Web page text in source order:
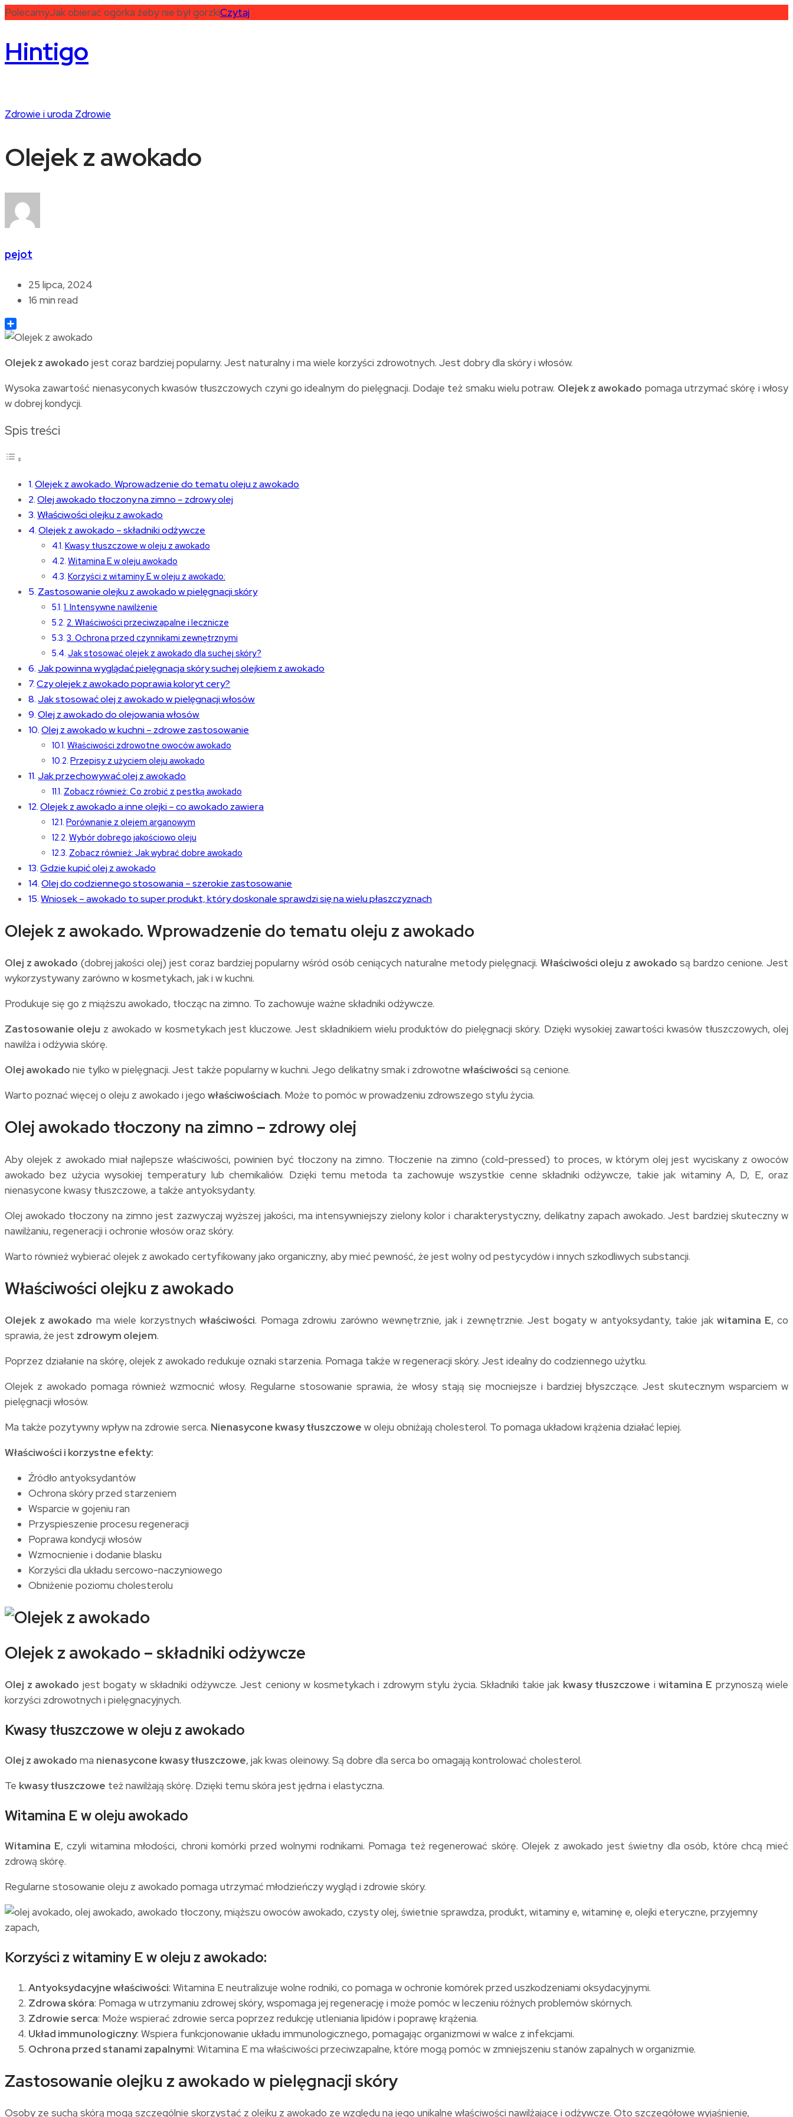
PolecamyJak obierać ogórka żeby nie był gorzkiCzytaj
Hintigo
Zdrowie i uroda Zdrowie
Olejek z awokado
pejot
25 lipca, 2024
16 min read
Share
Olejek z awokado jest coraz bardziej popularny. Jest naturalny i ma wiele korzyści zdrowotnych. Jest dobry dla skóry i włosów.
Wysoka zawartość nienasyconych kwasów tłuszczowych czyni go idealnym do pielęgnacji. Dodaje też smaku wielu potraw. Olejek z awokado pomaga utrzymać skórę i włosy
w dobrej kondycji.
Spis treści
Olejek z awokado. Wprowadzenie do tematu oleju z awokado
Olej awokado tłoczony na zimno – zdrowy olej
Właściwości olejku z awokado
Olejek z awokado – składniki odżywcze
Kwasy tłuszczowe w oleju z awokado
Witamina E w oleju awokado
Korzyści z witaminy E w oleju z awokado:
Zastosowanie olejku z awokado w pielęgnacji skóry
1. Intensywne nawilżenie
2. Właściwości przeciwzapalne i lecznicze
3. Ochrona przed czynnikami zewnętrznymi
Jak stosować olejek z awokado dla suchej skóry?
Jak powinna wyglądać pielęgnacja skóry suchej olejkiem z awokado
Czy olejek z awokado poprawia koloryt cery?
Jak stosować olej z awokado w pielęgnacji włosów
Olej z awokado do olejowania włosów
Olej z awokado w kuchni – zdrowe zastosowanie
Właściwości zdrowotne owoców awokado
Przepisy z użyciem oleju awokado
Jak przechowywać olej z awokado
Zobacz również: Co zrobić z pestką awokado
Olejek z awokado a inne olejki – co awokado zawiera
Porównanie z olejem arganowym
Wybór dobrego jakościowo oleju
Zobacz również: Jak wybrać dobre awokado
Gdzie kupić olej z awokado
Olej do codziennego stosowania – szerokie zastosowanie
Wniosek – awokado to super produkt, który doskonale sprawdzi się na wielu płaszczyznach
Olejek z awokado. Wprowadzenie do tematu oleju z awokado
Olej z awokado (dobrej jakości olej) jest coraz bardziej popularny wśród osób ceniących naturalne metody pielęgnacji. Właściwości oleju z awokado są bardzo cenione. Jest
wykorzystywany zarówno w kosmetykach, jak i w kuchni.
Produkuje się go z miąższu awokado, tłocząc na zimno. To zachowuje ważne składniki odżywcze.
Zastosowanie oleju z awokado w kosmetykach jest kluczowe. Jest składnikiem wielu produktów do pielęgnacji skóry. Dzięki wysokiej zawartości kwasów tłuszczowych, olej
nawilża i odżywia skórę.
Olej awokado nie tylko w pielęgnacji. Jest także popularny w kuchni. Jego delikatny smak i zdrowotne właściwości są cenione.
Warto poznać więcej o oleju z awokado i jego właściwościach. Może to pomóc w prowadzeniu zdrowszego stylu życia.
Olej awokado tłoczony na zimno – zdrowy olej
Aby olejek z awokado miał najlepsze właściwości, powinien być tłoczony na zimno. Tłoczenie na zimno (cold-pressed) to proces, w którym olej jest wyciskany z owoców
awokado bez użycia wysokiej temperatury lub chemikaliów. Dzięki temu metoda ta zachowuje wszystkie cenne składniki odżywcze, takie jak witaminy A, D, E, oraz
nienasycone kwasy tłuszczowe, a także antyoksydanty.
Olej awokado tłoczony na zimno jest zazwyczaj wyższej jakości, ma intensywniejszy zielony kolor i charakterystyczny, delikatny zapach awokado. Jest bardziej skuteczny w
nawilżaniu, regeneracji i ochronie włosów oraz skóry.
Warto również wybierać olejek z awokado certyfikowany jako organiczny, aby mieć pewność, że jest wolny od pestycydów i innych szkodliwych substancji.
Właściwości olejku z awokado
Olejek z awokado ma wiele korzystnych właściwości. Pomaga zdrowiu zarówno wewnętrznie, jak i zewnętrznie. Jest bogaty w antyoksydanty, takie jak witamina E, co
sprawia, że jest zdrowym olejem.
Poprzez działanie na skórę, olejek z awokado redukuje oznaki starzenia. Pomaga także w regeneracji skóry. Jest idealny do codziennego użytku.
Olejek z awokado pomaga również wzmocnić włosy. Regularne stosowanie sprawia, że włosy stają się mocniejsze i bardziej błyszczące. Jest skutecznym wsparciem w
pielęgnacji włosów.
Ma także pozytywny wpływ na zdrowie serca. Nienasycone kwasy tłuszczowe w oleju obniżają cholesterol. To pomaga układowi krążenia działać lepiej.
Właściwości i korzystne efekty:
Źródło antyoksydantów
Ochrona skóry przed starzeniem
Wsparcie w gojeniu ran
Przyspieszenie procesu regeneracji
Poprawa kondycji włosów
Wzmocnienie i dodanie blasku
Korzyści dla układu sercowo-naczyniowego
Obniżenie poziomu cholesterolu
Olejek z awokado – składniki odżywcze
Olej z awokado jest bogaty w składniki odżywcze. Jest ceniony w kosmetykach i zdrowym stylu życia. Składniki takie jak kwasy tłuszczowe iwitamina E przynoszą wiele
korzyści zdrowotnych i pielęgnacyjnych.
Kwasy tłuszczowe w oleju z awokado
Olej z awokado ma nienasycone kwasy tłuszczowe, jak kwas oleinowy. Są dobre dla serca bo omagają kontrolować cholesterol.
Te kwasy tłuszczowe też nawilżają skórę. Dzięki temu skóra jest jędrna i elastyczna.
Witamina E w oleju awokado
Witamina E, czyli witamina młodości, chroni komórki przed wolnymi rodnikami. Pomaga też regenerować skórę. Olejek z awokado jest świetny dla osób, które chcą mieć
zdrową skórę.
Regularne stosowanie oleju z awokado pomaga utrzymać młodzieńczy wygląd i zdrowie skóry.
Korzyści z witaminy E w oleju z awokado:
Antyoksydacyjne właściwości: Witamina E neutralizuje wolne rodniki, co pomaga w ochronie komórek przed uszkodzeniami oksydacyjnymi.
Zdrowa skóra: Pomaga w utrzymaniu zdrowej skóry, wspomaga jej regenerację i może pomóc w leczeniu różnych problemów skórnych.
Zdrowie serca: Może wspierać zdrowie serca poprzez redukcję utleniania lipidów i poprawę krążenia.
Układ immunologiczny: Wspiera funkcjonowanie układu immunologicznego, pomagając organizmowi w walce z infekcjami.
Ochrona przed stanami zapalnymi: Witamina E ma właściwości przeciwzapalne, które mogą pomóc w zmniejszeniu stanów zapalnych w organizmie.
Zastosowanie olejku z awokado w pielęgnacji skóry
Osoby ze suchą skórą mogą szczególnie skorzystać z olejku z awokado ze względu na jego unikalne właściwości nawilżające i odżywcze. Oto szczegółowe wyjaśnienie,